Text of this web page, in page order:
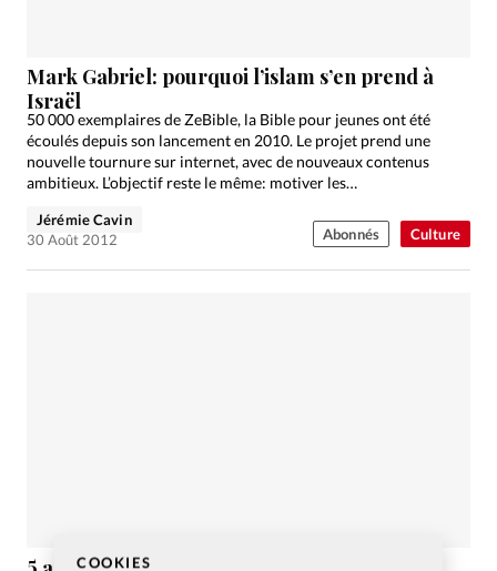
COOKIES
Culture
Mark Gabriel: pourquoi l’islam s’en prend à
Israël
50 000 exemplaires de ZeBible, la Bible pour jeunes ont été
écoulés depuis son lancement en 2010. Le projet prend une
nouvelle tournure sur internet, avec de nouveaux contenus
ambitieux. L’objectif reste le même: motiver les…
Jérémie Cavin
30 Août 2012
Abonnés